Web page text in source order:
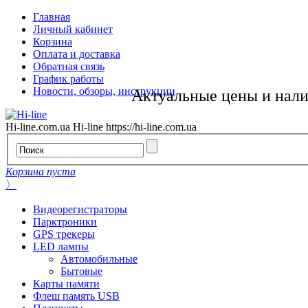
Главная
Личный кабинет
Корзина
Оплата и доставка
Обратная связь
График работы
Новости, обзоры, инструкции
Hi-line.com.ua Hi-line https://hi-line.com.ua
Корзина пуста
Актуальные цены и
〉
Видеорегистраторы
Парктроники
GPS трекеры
LED лампы
Автомобильные
Бытовые
Карты памяти
Флеш память USB